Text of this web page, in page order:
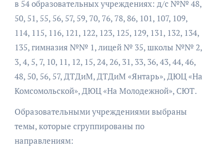
в 54 образовательных учреждениях: д/с №№ 48,
50, 51, 55, 56, 57, 59, 70, 76, 78, 86, 101, 107, 109,
114, 115, 116, 121, 122, 123, 125, 129, 131, 132, 134,
135, гимназия №№ 1, лицей № 35, школы №№ 2,
3, 4, 5, 7, 10, 11, 12, 15, 24, 26, 31, 33, 36, 43, 44, 46,
48, 50, 56, 57, ДТДиМ, ДТДиМ «Янтарь», ДЮЦ «На
Комсомольской», ДЮЦ «На Молодежной», СЮТ.
Образовательными учреждениями выбраны
темы, которые сгруппированы по
направлениям: